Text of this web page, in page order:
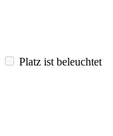
Platz ist beleuchtet